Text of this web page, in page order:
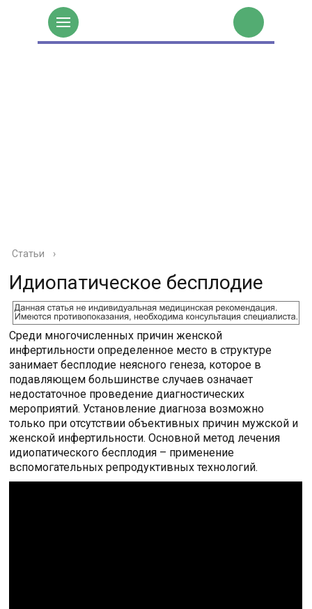
Статьи ›
Идиопатическое бесплодие
Среди многочисленных причин женской
инфертильности определенное место в структуре
занимает бесплодие неясного генеза, которое в
подавляющем большинстве случаев означает
недостаточное проведение диагностических
мероприятий. Установление диагноза возможно
только при отсутствии объективных причин мужской и
женской инфертильности. Основной метод лечения
идиопатического бесплодия – применение
вспомогательных репродуктивных технологий.